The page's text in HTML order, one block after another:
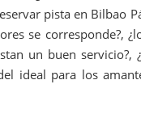
pista en Bilbao
se corresponde?,
un buen servicio?,
ideal para los